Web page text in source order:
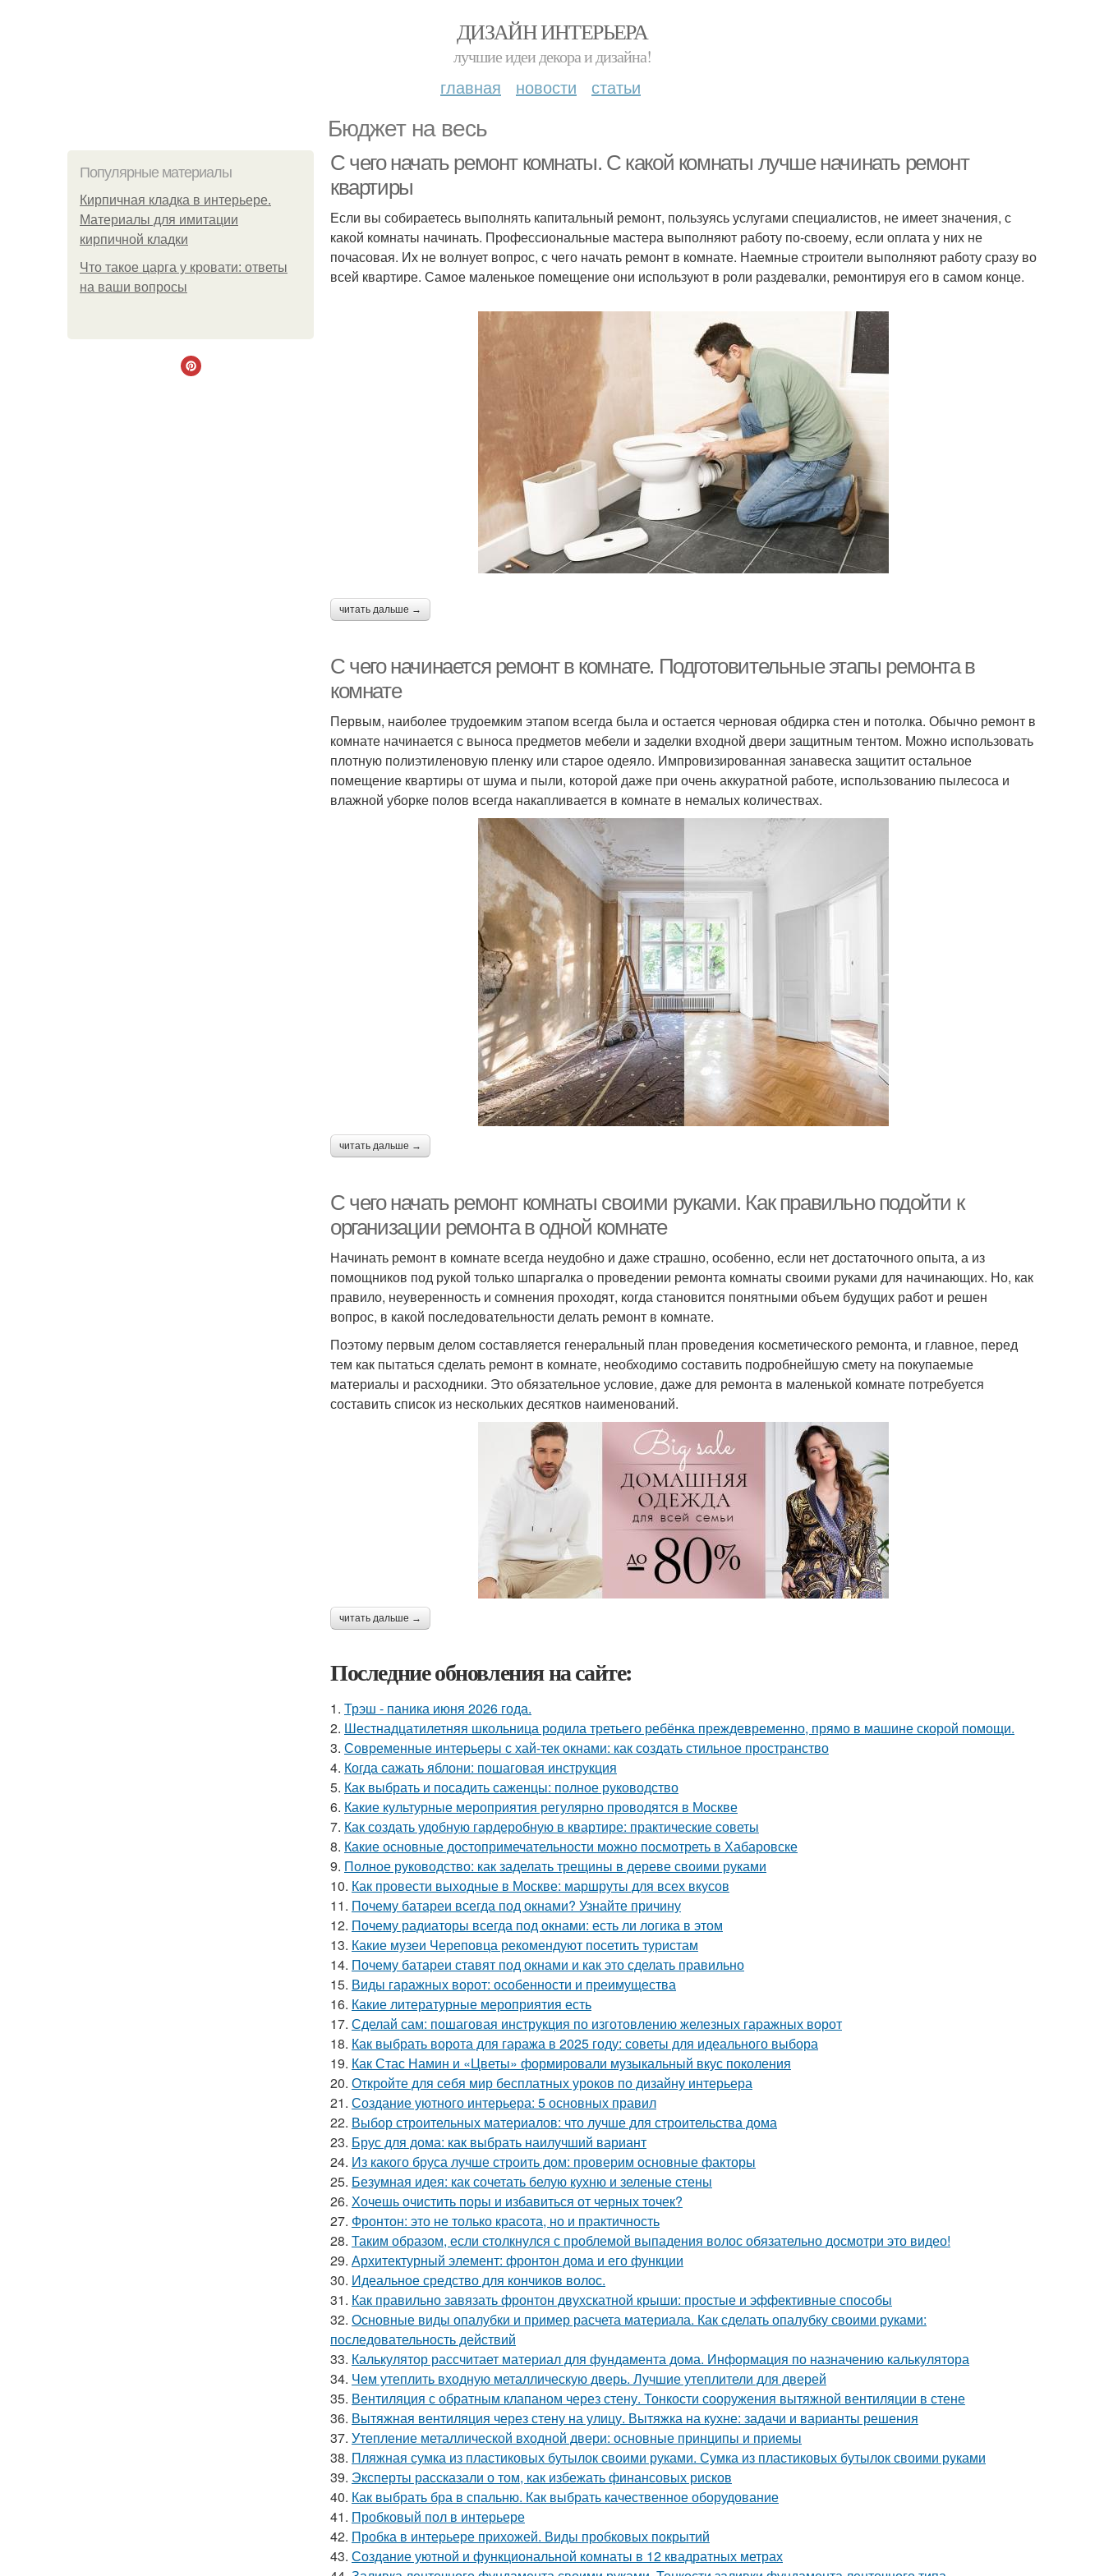
ДИЗАЙН ИНТЕРЬЕРА
лучшие идеи декора и дизайна!
главная новости статьи
Бюджет на весь
Популярные материалы
Кирпичная кладка в интерьере.
Материалы для имитации
кирпичной кладки
Что такое царга у кровати: ответы
на ваши вопросы
С чего начать ремонт комнаты. С какой комнаты лучше начинать ремонт
квартиры
Если вы собираетесь выполнять капитальный ремонт, пользуясь услугами специалистов, не имеет значения, с
какой комнаты начинать. Профессиональные мастера выполняют работу по-своему, если оплата у них не
почасовая. Их не волнует вопрос, с чего начать ремонт в комнате. Наемные строители выполняют работу сразу во
всей квартире. Самое маленькое помещение они используют в роли раздевалки, ремонтируя его в самом конце.
читать дальше →
С чего начинается ремонт в комнате. Подготовительные этапы ремонта в
комнате
Первым, наиболее трудоемким этапом всегда была и остается черновая обдирка стен и потолка. Обычно ремонт в
комнате начинается с выноса предметов мебели и заделки входной двери защитным тентом. Можно использовать
плотную полиэтиленовую пленку или старое одеяло. Импровизированная занавеска защитит остальное
помещение квартиры от шума и пыли, которой даже при очень аккуратной работе, использованию пылесоса и
влажной уборке полов всегда накапливается в комнате в немалых количествах.
читать дальше →
С чего начать ремонт комнаты своими руками. Как правильно подойти к
организации ремонта в одной комнате
Начинать ремонт в комнате всегда неудобно и даже страшно, особенно, если нет достаточного опыта, а из
помощников под рукой только шпаргалка о проведении ремонта комнаты своими руками для начинающих. Но, как
правило, неуверенность и сомнения проходят, когда становится понятными объем будущих работ и решен
вопрос, в какой последовательности делать ремонт в комнате.
Поэтому первым делом составляется генеральный план проведения косметического ремонта, и главное, перед
тем как пытаться сделать ремонт в комнате, необходимо составить подробнейшую смету на покупаемые
материалы и расходники. Это обязательное условие, даже для ремонта в маленькой комнате потребуется
составить список из нескольких десятков наименований.
читать дальше →
Последние обновления на сайте:
1. Трэш - паника июня 2026 года.
2. Шестнадцатилетняя школьница родила третьего ребёнка преждевременно, прямо в машине скорой помощи.
3. Современные интерьеры с хай-тек окнами: как создать стильное пространство
4. Когда сажать яблони: пошаговая инструкция
5. Как выбрать и посадить саженцы: полное руководство
6. Какие культурные мероприятия регулярно проводятся в Москве
7. Как создать удобную гардеробную в квартире: практические советы
8. Какие основные достопримечательности можно посмотреть в Хабаровске
9. Полное руководство: как заделать трещины в дереве своими руками
10. Как провести выходные в Москве: маршруты для всех вкусов
11. Почему батареи всегда под окнами? Узнайте причину
12. Почему радиаторы всегда под окнами: есть ли логика в этом
13. Какие музеи Череповца рекомендуют посетить туристам
14. Почему батареи ставят под окнами и как это сделать правильно
15. Виды гаражных ворот: особенности и преимущества
16. Какие литературные мероприятия есть
17. Сделай сам: пошаговая инструкция по изготовлению железных гаражных ворот
18. Как выбрать ворота для гаража в 2025 году: советы для идеального выбора
19. Как Стас Намин и «Цветы» формировали музыкальный вкус поколения
20. Откройте для себя мир бесплатных уроков по дизайну интерьера
21. Создание уютного интерьера: 5 основных правил
22. Выбор строительных материалов: что лучше для строительства дома
23. Брус для дома: как выбрать наилучший вариант
24. Из какого бруса лучше строить дом: проверим основные факторы
25. Безумная идея: как сочетать белую кухню и зеленые стены
26. Хочешь очистить поры и избавиться от черных точек?
27. Фронтон: это не только красота, но и практичность
28. Таким образом, если столкнулся с проблемой выпадения волос обязательно досмотри это видео!
29. Архитектурный элемент: фронтон дома и его функции
30. Идеальное средство для кончиков волос.
31. Как правильно завязать фронтон двухскатной крыши: простые и эффективные способы
32. Основные виды опалубки и пример расчета материала. Как сделать опалубку своими руками:
последовательность действий
33. Калькулятор рассчитает материал для фундамента дома. Информация по назначению калькулятора
34. Чем утеплить входную металлическую дверь. Лучшие утеплители для дверей
35. Вентиляция с обратным клапаном через стену. Тонкости сооружения вытяжной вентиляции в стене
36. Вытяжная вентиляция через стену на улицу. Вытяжка на кухне: задачи и варианты решения
37. Утепление металлической входной двери: основные принципы и приемы
38. Пляжная сумка из пластиковых бутылок своими руками. Сумка из пластиковых бутылок своими руками
39. Эксперты рассказали о том, как избежать финансовых рисков
40. Как выбрать бра в спальню. Как выбрать качественное оборудование
41. Пробковый пол в интерьере
42. Пробка в интерьере прихожей. Виды пробковых покрытий
43. Создание уютной и функциональной комнаты в 12 квадратных метрах